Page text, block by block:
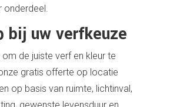
onderdeel.
bij uw verfkeuze
de juiste verf en kleur te
gratis offerte op locatie
op basis van ruimte, lichtinval,